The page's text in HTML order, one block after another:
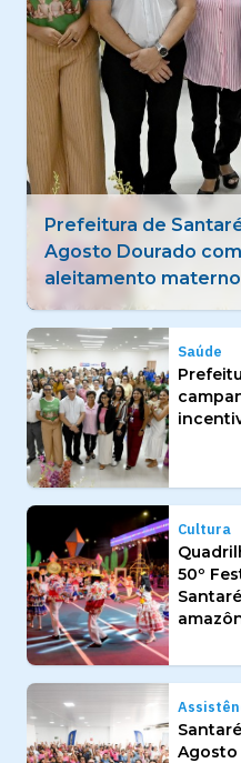
Quadrilhas
Folclórico de
identidade
Saúde
Cultura
50º
Agosto